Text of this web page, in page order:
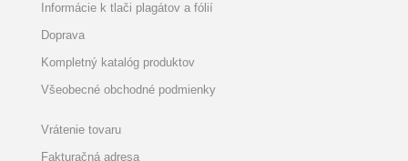
Informácie k tlači plagátov a fólií
Doprava
Kompletný katalóg produktov
Všeobecné obchodné podmienky
Vrátenie tovaru
Fakturačná adresa